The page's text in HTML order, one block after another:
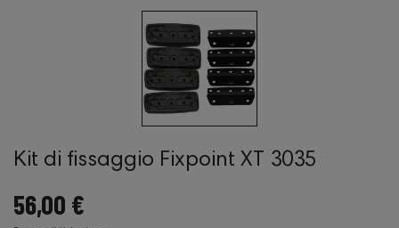
Kit di fissaggio Fixpoint XT 3035
56,00 €